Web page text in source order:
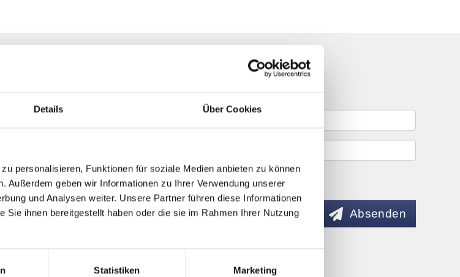
Details Über Cookies
personalisieren, Funktionen für soziale Medien anbieten zu können
Außerdem geben wir Informationen zu Ihrer Verwendung unserer
und Analysen weiter. Unsere Partner führen diese Informationen
Sie ihnen bereitgestellt haben oder die sie im Rahmen Ihrer Nutzung
Statistiken Marketing
neue Angebote
meine
Absenden